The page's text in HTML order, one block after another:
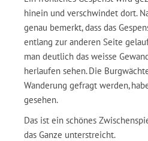
hinein und verschwindet dort.
genau bemerkt, dass das
entlang zur anderen Seite
man deutlich das weisse
herlaufen sehen. Die
Wanderung gefragt werden,
gesehen.
Das ist ein schönes
das Ganze unterstreicht.